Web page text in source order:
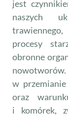
jest
naszych
procesy
obronne
w przemianie
oraz
i komórek,